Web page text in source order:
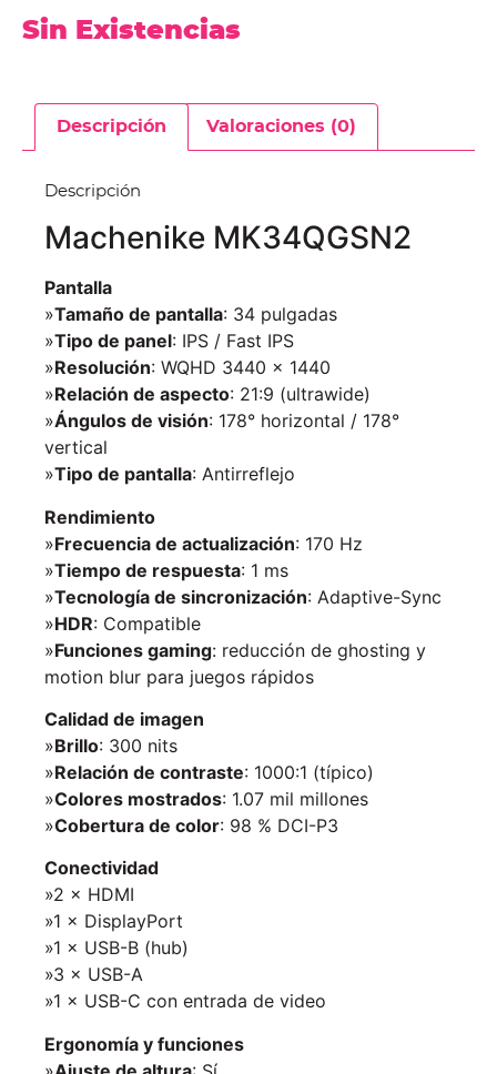
Sin Existencias
Descripción Valoraciones (0)
Descripción
Machenike MK34QGSN2
Pantalla
»Tamaño de pantalla: 34 pulgadas
»Tipo de panel: IPS / Fast IPS
»Resolución: WQHD 3440 × 1440
»Relación de aspecto: 21:9 (ultrawide)
»Ángulos de visión: 178° horizontal / 178°
vertical
»Tipo de pantalla: Antirreflejo
Rendimiento
»Frecuencia de actualización: 170 Hz
»Tiempo de respuesta: 1 ms
»Tecnología de sincronización: Adaptive-Sync
»HDR: Compatible
»Funciones gaming: reducción de ghosting y
motion blur para juegos rápidos
Calidad de imagen
»Brillo: 300 nits
»Relación de contraste: 1000:1 (típico)
»Colores mostrados: 1.07 mil millones
»Cobertura de color: 98 % DCI-P3
Conectividad
»2 × HDMI
»1 × DisplayPort
»1 × USB-B (hub)
»3 × USB-A
»1 × USB-C con entrada de video
Ergonomía y funciones